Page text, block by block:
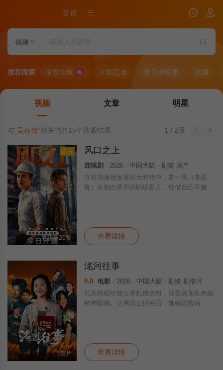
首页
视频
推荐搜索 变形金刚 热 火影忍者 复仇者联盟 战狼
视频 文章 明星
1 / 2页
与“吴春怡”相关的共15个搜索结果
正片
更新至20集
风口之上
连续剧 · 2026 · 中国大陆 · 剧情 国产
在祖国蓬勃发展的大时代中，萧一凡（李磊
饰）从初出茅庐的职场新人，凭借自己不懈的
查看详情
正片
洺河往事
9.0 电影 · 2026 · 中国大陆 · 剧情 剧情片
礼芜玮幼年随父亲扎根农村，深受其无私奉献
精神影响。父亲因公牺牲后，她铭记教诲，数
查看详情